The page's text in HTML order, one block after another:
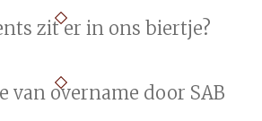
zit er in ons biertje?
van overname door SAB